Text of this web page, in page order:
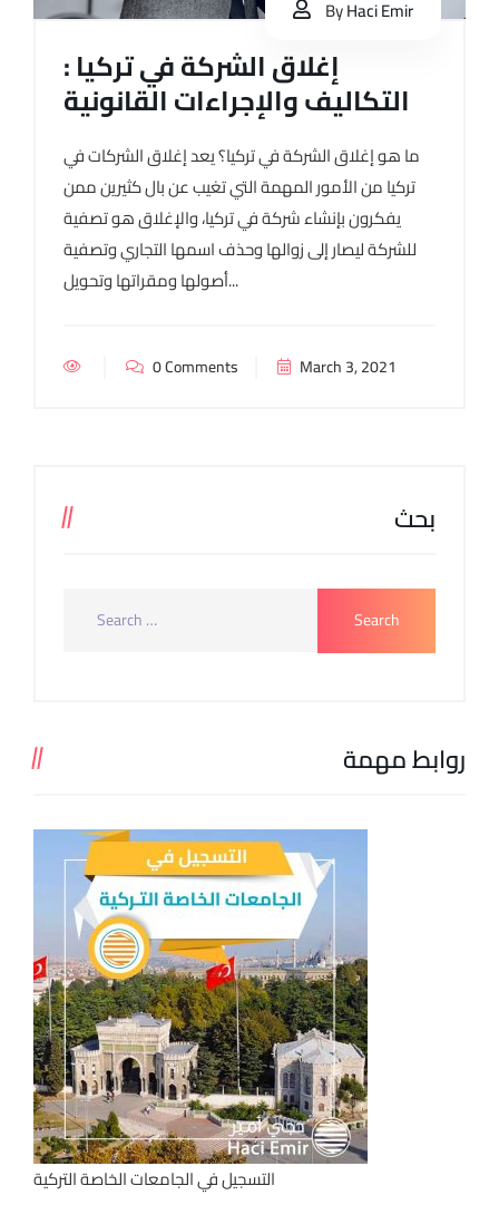
ByHaci Emir
إغلاق الشركة في تركيا :
التكاليف والإجراءات القانونية
ما هو إغلاق الشركة في تركيا؟ يعد إغلاق الشركات في
تركيا من الأمور المهمة التي تغيب عن بال كثيرين ممن
يفكرون بإنشاء شركة في تركيا، والإغلاق هو تصفية
للشركة ليصار إلى زوالها وحذف اسمها التجاري وتصفية
أصولها ومقراتها وتحويل...
0 Comments March 3, 2021
بحث
روابط مهمة
التسجيل في الجامعات الخاصة التركية